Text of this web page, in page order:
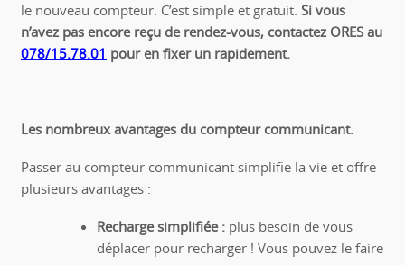
le nouveau compteur. C’est simple et gratuit. Si vous
n’avez pas encore reçu de rendez-vous, contactez ORES au
078/15.78.01 pour en fixer un rapidement.
Les nombreux avantages du compteur communicant.
Passer au compteur communicant simplifie la vie et offre
plusieurs avantages :
Recharge simplifiée : plus besoin de vous
déplacer pour recharger ! Vous pouvez le faire